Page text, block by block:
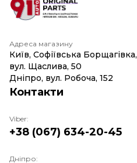
Адреса магазину
Київ, Софіївська Борщагівка,
вул. Щаслива, 50
Дніпро, вул. Робоча, 152
Контакти
Viber:
+38 (067) 634-20-45
Дніпро: